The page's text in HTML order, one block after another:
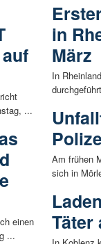
...
einen
...
in
März
In
Am frühen
sich in
Täter